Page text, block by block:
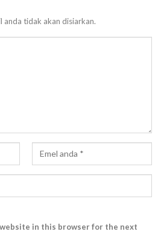
anda tidak akan disiarkan.
website in this browser for the next